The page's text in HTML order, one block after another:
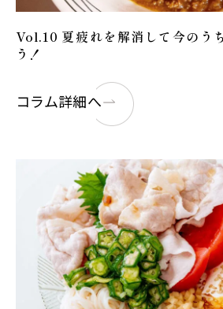
Vol.10 夏疲れを解消して今のう
う！
コラム詳細へ